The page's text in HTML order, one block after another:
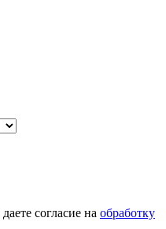
согласие на обработку